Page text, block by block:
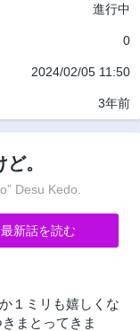
進行中
0
2024/02/05 11:50
3年前
。
Desu Kedo.
最新話を読む
１ミリも嬉しくな
まとってきま